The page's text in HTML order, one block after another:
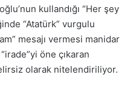
kullandığı “Her şey
“Atatürk” vurgulu
mesajı vermesi manidar
öne çıkaran
olarak nitelendiriliyor.